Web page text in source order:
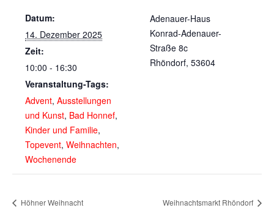
Datum:
14. Dezember 2025
Zeit:
10:00 - 16:30
Veranstaltung-Tags:
Advent, Ausstellungen
und Kunst, Bad Honnef,
Kinder und Familie,
Topevent, Weihnachten,
Wochenende
Adenauer-Haus
Konrad-Adenauer-
Straße 8c
Rhöndorf, 53604
Höhner Weihnacht Weihnachtsmarkt Rhöndorf